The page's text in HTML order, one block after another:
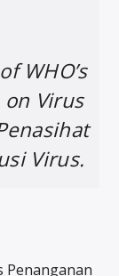
WHO’s
on Virus
Virus.
Penanganan